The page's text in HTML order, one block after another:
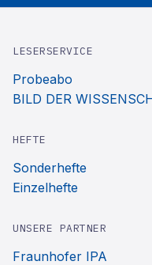
LESERSERVICE
Probeabo
BILD DER
HEFTE
Sonderhefte
Einzelhefte
UNSERE PARTNER
Fraunhofer IPA